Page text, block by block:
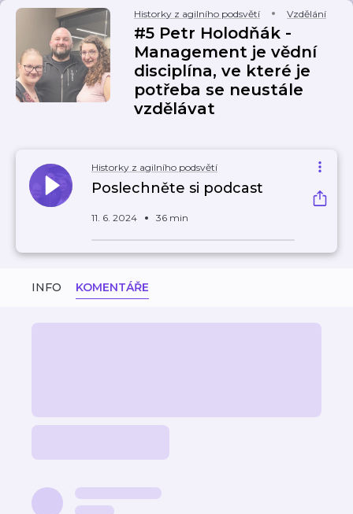
Historky z agilního podsvětí Vzdělání
#5 Petr Holodňák -
Management je vědní
disciplína, ve které je
potřeba se neustále
vzdělávat
Historky z agilního podsvětí
Poslechněte si podcast
11. 6. 2024 36 min
INFO KOMENTÁŘE